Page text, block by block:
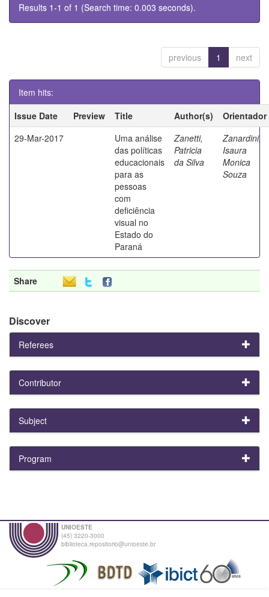
Results 1-1 of 1 (Search time: 0.003 seconds).
previous 1 next
Item hits:
Issue Date
Preview Title Author(s)
Orientador
29-Mar-2017
Uma análise
das políticas
educacionais
para as
pessoas
com
deficiência
visual no
Estado do
Paraná
Zanetti,
Patricia
da Silva
Zanardini,
Isaura
Monica
Souza
Share
Discover
Referees
Contributor
Subject
Program
UNIOESTE
(45) 3220-3000
biblioteca.repositorio@unioeste.br